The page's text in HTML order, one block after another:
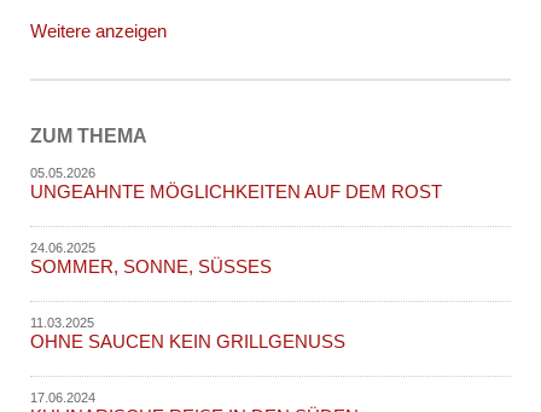
Weitere anzeigen
ZUM THEMA
05.05.2026
UNGEAHNTE MÖGLICHKEITEN AUF DEM ROST
24.06.2025
SOMMER, SONNE, SÜSSES
11.03.2025
OHNE SAUCEN KEIN GRILLGENUSS
17.06.2024